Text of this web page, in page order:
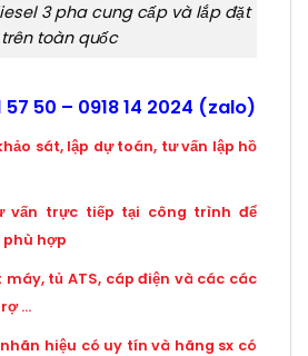
3 pha cung cấp và lắp đặt
trên toàn quốc
57 50 – 0918 14 2024 (zalo)
sát, lập dự toán, tư vấn lập hồ
vấn trực tiếp tại công trình để
phù hợp
máy, tủ ATS, cáp điện và các các
…
hiệu có uy tín và hãng sx có